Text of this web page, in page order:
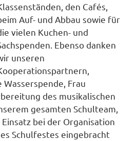
den Cafés,
Auf- und Abbau sowie für
vielen Kuchen- und
Ebenso danken
unseren
Wasserspende, Frau
des musikalischen
gesamten Schulteam,
bei der Organisation
Schulfestes eingebracht